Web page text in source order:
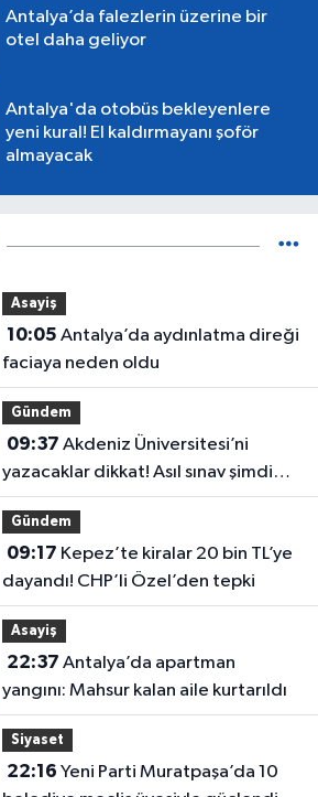
Antalya’da falezlerin üzerine bir
otel daha geliyor
Antalya'da otobüs bekleyenlere
yeni kural! El kaldırmayanı şoför
almayacak
Asayiş
10:05
faciaya neden oldu
Gündem
09:37
yazacaklar dikkat! Asıl sınav şimdi
başlıyor
Gündem
09:17
dayandı! CHP’li Özel’den tepki
Asayiş
22:37
yangını: Mahsur kalan aile kurtarıldı
Siyaset
22:16